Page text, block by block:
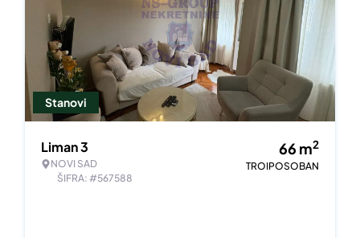
Stanovi
Liman 3
NOVI SAD
ŠIFRA: #567588
66 m2
TROIPOSOBAN